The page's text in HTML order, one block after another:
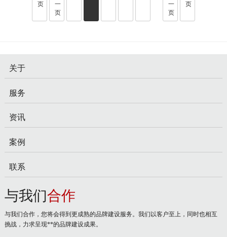
主动的价值创造中心。每一次高效、专业的通话，都在直接塑
页
一
页
一
页
页
关于
服务
资讯
案例
联系
与我们合作
与我们合作，您将会得到更成熟的品牌建设服务。我们以客户至上，同时也相互
挑战，力求呈现**的品牌建设成果。